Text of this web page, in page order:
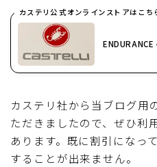
カステリ公式オンラインストアはこち
カステリ社から当ブログ用
ただきましたので、ぜひ利
あります。既に割引になっ
することが出来ません。